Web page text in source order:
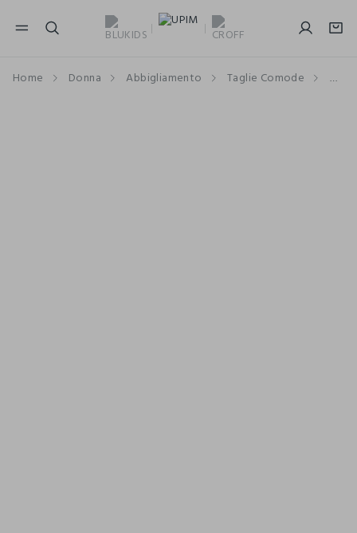
NAVIGATION.ARIA.GOTOMAINCONTENT
Home Donna Abbigliamento Taglie Comode T-